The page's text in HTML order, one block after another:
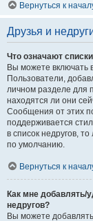
Вернуться к
Друзья и
Что означают
Вы можете включать
Пользователи,
личном разделе для
находятся ли они
Сообщения от этих
поддерживается
в список недругов,
по умолчанию.
Вернуться к
Как мне добавлять/
недругов?
Вы можете